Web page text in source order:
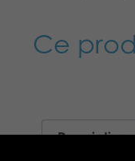
Ce
Description